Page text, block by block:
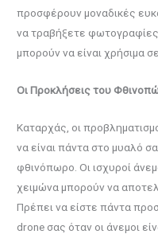
προσφέρουν μοναδικές
να τραβήξετε
μπορούν να είναι χρήσιμα
Οι Προκλήσεις του
Καταρχάς, οι
να είναι πάντα στο μυαλό
φθινόπωρο. Οι ισχυροί
χειμώνα μπορούν να
Πρέπει να είστε πάντα
drone σας όταν οι άνεμοι